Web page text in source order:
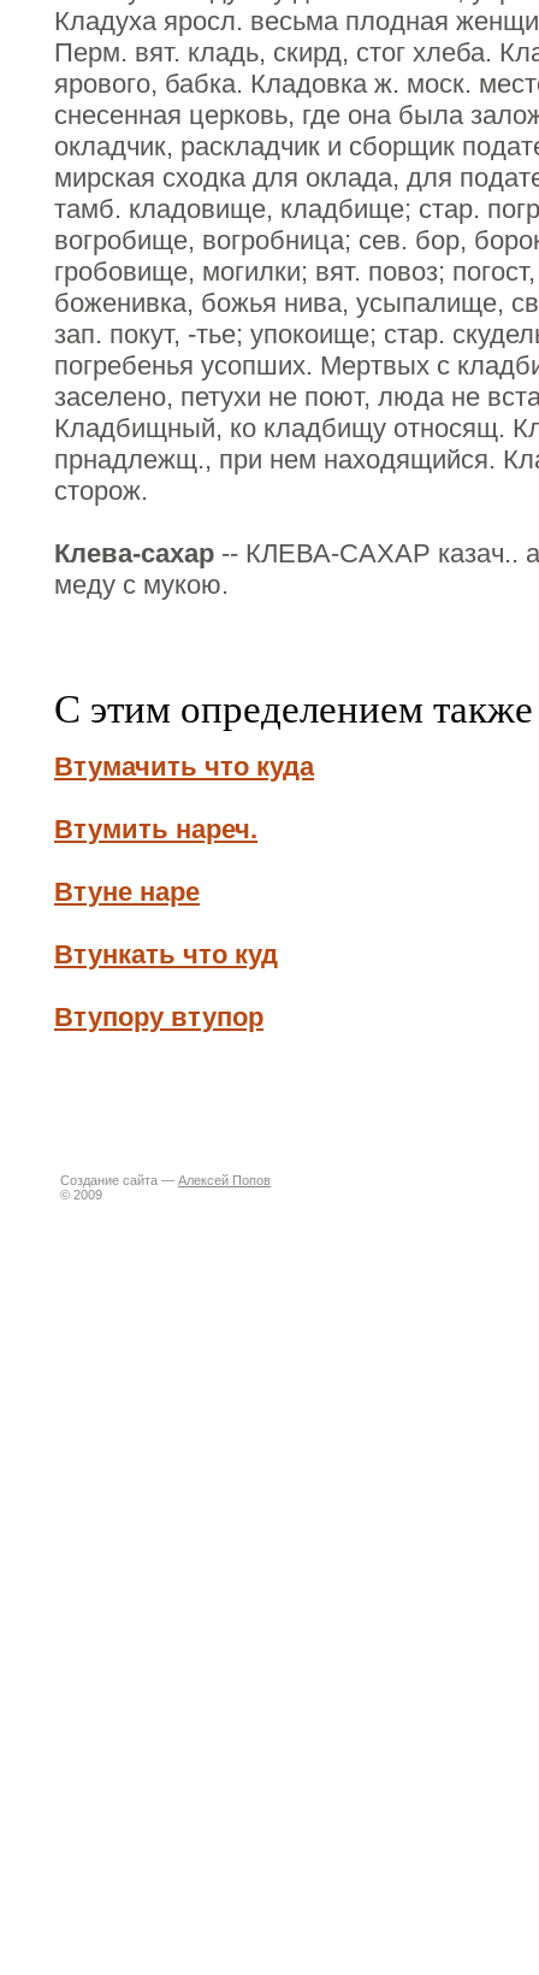
Кладуха яросл. весьма плодная
Перм. вят. кладь, скирд, стог хлеба.
ярового, бабка. Кладовка ж. моск.
снесенная церковь, где она была
окладчик, раскладчик и сборщик
мирская сходка для оклада, для
тамб. кладовище, кладбище; стар.
вогробище, вогробница; сев. бор,
гробовище, могилки; вят. повоз;
боженивка, божья нива, усыпалище,
зап. покут, -тье; упокоище; стар.
погребенья усопших. Мертвых с
заселено, петухи не поют, люда не
Кладбищный, ко кладбищу относящ.
прнадлежщ., при нем находящийся.
сторож.
Клева-сахар -- КЛЕВА-САХАР казач..
меду с мукою.
С этим определением
Втумачить что куда
Втумить нареч.
Втуне наре
Втункать что куд
Втупору втупор
Создание сайта — Алексей Попов
© 2009